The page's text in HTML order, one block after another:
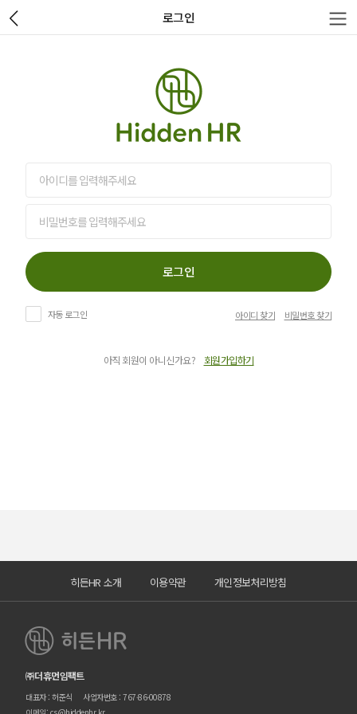
로그인
로그인
자동 로그인 아이디 찾기 비밀번호 찾기
아직 회원이 아니신가요? 회원가입하기
히든HR 소개 이용약관 개인정보처리방침
㈜더휴먼임팩트
대표자 : 허준식
사업자번호 : 767-86-00878